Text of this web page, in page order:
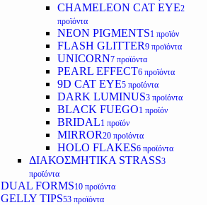
CHAMELEON CAT EYE2
προϊόντα
NEON PIGMENTS1 προϊόν
FLASH GLITTER9 προϊόντα
UNICORN7 προϊόντα
PEARL EFFECT6 προϊόντα
9D CAT EYE5 προϊόντα
DARK LUMINUS3 προϊόντα
BLACK FUEGO1 προϊόν
BRIDAL1 προϊόν
MIRROR20 προϊόντα
HOLO FLAKES6 προϊόντα
ΔΙΑΚΟΣΜΗΤΙΚΑ STRASS3
προϊόντα
DUAL FORMS10 προϊόντα
GELLY TIPS53 προϊόντα